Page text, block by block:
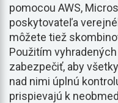
pomocou AWS,
poskytovateľa
môžete tiež
Použitím
zabezpečiť, aby
nad nimi úplnú
prispievajú k